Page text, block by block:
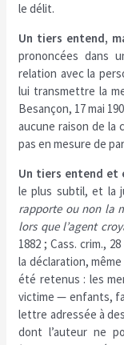
le délit.
Un tiers entend,
prononcées dans
relation avec la
lui transmettre la
Besançon, 17 mai
aucune raison de la
pas en mesure de
Un tiers entend et
le plus subtil, et la
rapporte ou non la
lors que l’agent
1882 ; Cass. crim.,
la déclaration,
été retenus : les
victime — enfants,
lettre adressée à
dont l’auteur ne